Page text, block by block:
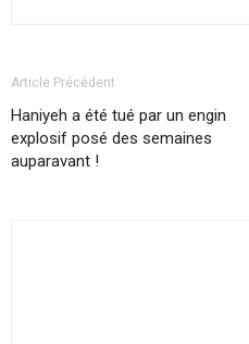
Article Précédent
Haniyeh a été tué par un engin
explosif posé des semaines
auparavant !